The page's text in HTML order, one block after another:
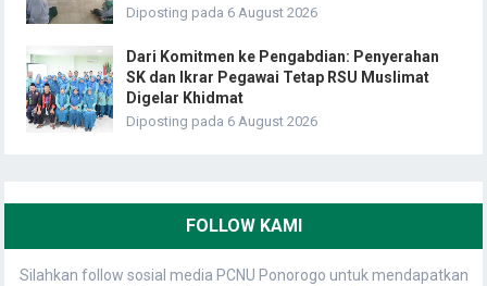
Diposting pada 6 August 2026
Dari Komitmen ke Pengabdian: Penyerahan
SK dan Ikrar Pegawai Tetap RSU Muslimat
Digelar Khidmat
Diposting pada 6 August 2026
FOLLOW KAMI
Silahkan follow sosial media PCNU Ponorogo untuk mendapatkan